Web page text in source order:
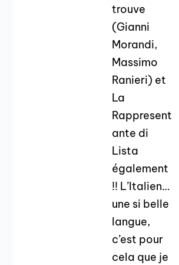
trouve
(Gianni
Morandi,
Massimo
Ranieri) et
La
Rappresent
ante di
Lista
également
!! L’Italien…
une si belle
langue,
c’est pour
cela que je